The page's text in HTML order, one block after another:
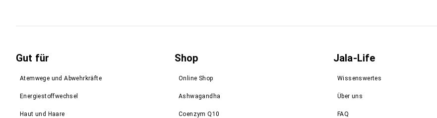
Gut für
Atemwege und Abwehrkräfte
Energiestoffwechsel
Haut und Haare
Shop
Online Shop
Ashwagandha
Coenzym Q10
Jala-Life
Wissenswertes
Über uns
FAQ